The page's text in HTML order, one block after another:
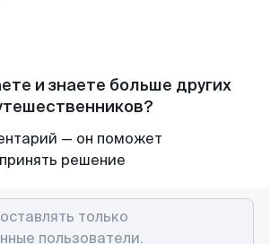
и знаете больше других
— он поможет
решение